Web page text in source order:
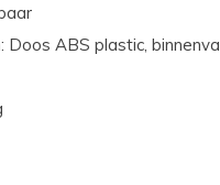
ABS plastic,